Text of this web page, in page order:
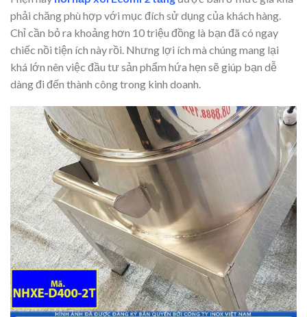
phải chăng phù hợp với mục đích sử dụng của khách hàng.
Chỉ cần bỏ ra khoảng hơn 10 triệu đồng là bạn đã có ngay
chiếc nồi tiện ích này rồi. Nhưng lợi ích mà chúng mang lại
khá lớn nên việc đầu tư sản phẩm hứa hẹn sẽ giúp bạn dễ
dàng đi đến thành công trong kinh doanh.